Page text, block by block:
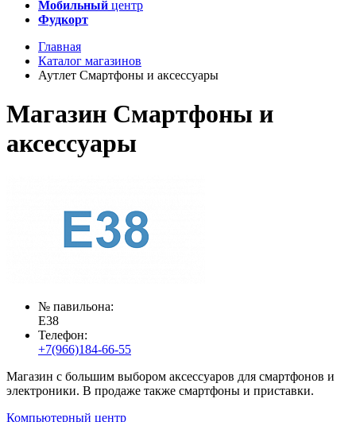
Мобильный центр
Фудкорт
Главная
Каталог магазинов
Аутлет Смартфоны и аксессуары
Магазин Смартфоны и
аксессуары
№ павильона:
E38
Телефон:
+7(966)184-66-55
Магазин с большим выбором аксессуаров для смартфонов и
электроники. В продаже также смартфоны и приставки.
Компьютерный центр